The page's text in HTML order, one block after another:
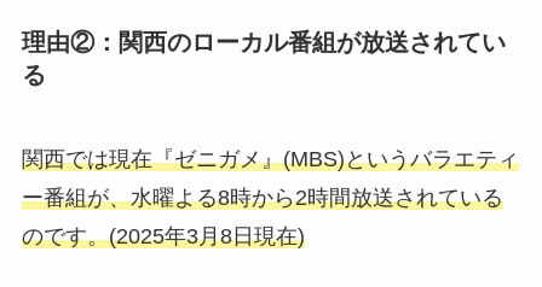
理由②：関西のローカル番組が放送されてい
る
関西では現在『ゼニガメ』(MBS)というバラエティ
ー番組が、水曜よる8時から2時間放送されている
のです。(2025年3月8日現在)